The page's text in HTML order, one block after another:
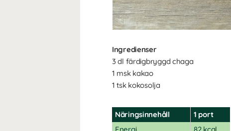
Ingredienser
3 dl färdigbryggd chaga
1 msk kakao
1 tsk kokosolja
Näringsinnehåll
1 port